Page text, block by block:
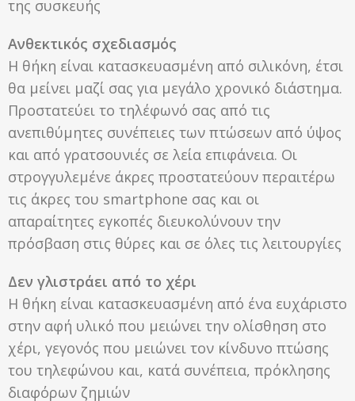
της συσκευής
Ανθεκτικός σχεδιασμός
Η θήκη είναι κατασκευασμένη από σιλικόνη, έτσι
θα μείνει μαζί σας για μεγάλο χρονικό διάστημα.
Προστατεύει το τηλέφωνό σας από τις
ανεπιθύμητες συνέπειες των πτώσεων από ύψος
και από γρατσουνιές σε λεία επιφάνεια. Οι
στρογγυλεμένε άκρες προστατεύουν περαιτέρω
τις άκρες του smartphone σας και οι
απαραίτητες εγκοπές διευκολύνουν την
πρόσβαση στις θύρες και σε όλες τις λειτουργίες
Δεν γλιστράει από το χέρι
Η θήκη είναι κατασκευασμένη από ένα ευχάριστο
στην αφή υλικό που μειώνει την ολίσθηση στο
χέρι, γεγονός που μειώνει τον κίνδυνο πτώσης
του τηλεφώνου και, κατά συνέπεια, πρόκλησης
διαφόρων ζημιών